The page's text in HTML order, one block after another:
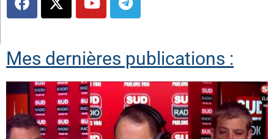
Mes dernières publications :